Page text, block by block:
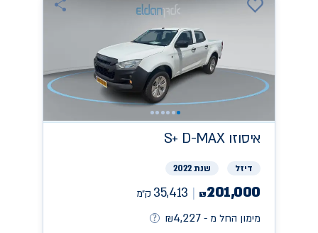
איסוזוS+ D-MAX
דיזל שנת 2022
₪201,000
35,413 ק״מ
מימון החל מ -
₪4,227